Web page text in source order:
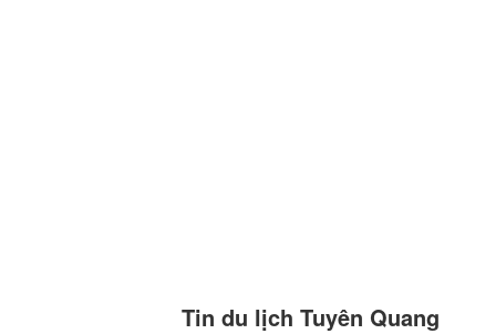
Tin du lịch Tuyên Quang